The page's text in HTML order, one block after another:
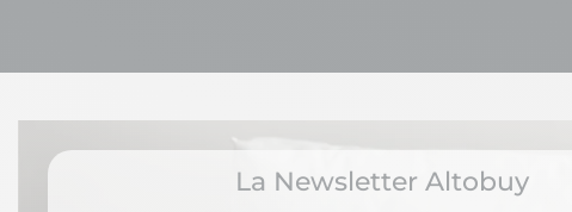
La Newsletter Altobuy